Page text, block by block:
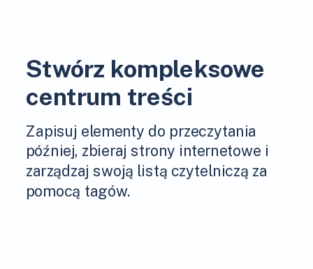
Stwórz kompleksowe
centrum treści
Zapisuj elementy do przeczytania
później, zbieraj strony internetowe i
zarządzaj swoją listą czytelniczą za
pomocą tagów.